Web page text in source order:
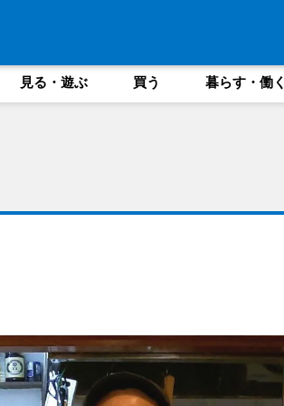
見る・遊ぶ 買う 暮らす・働く